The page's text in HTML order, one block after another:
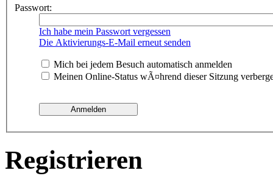
Passwort:
Ich habe mein Passwort vergessen
Die Aktivierungs-E-Mail erneut senden
Mich bei jedem Besuch automatisch anmelden
Meinen Online-Status wÃ¤hrend dieser Sitzung
Registrieren